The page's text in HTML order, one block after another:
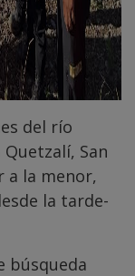
del río
San
a la menor,
la tarde-
búsqueda